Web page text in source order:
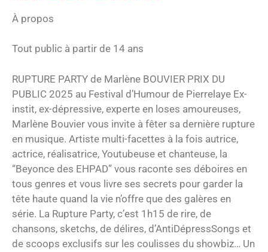
À propos
Tout public à partir de 14 ans
RUPTURE PARTY de Marlène BOUVIER PRIX DU
PUBLIC 2025 au Festival d’Humour de Pierrelaye Ex-
instit, ex-dépressive, experte en loses amoureuses,
Marlène Bouvier vous invite à fêter sa dernière rupture
en musique. Artiste multi-facettes à la fois autrice,
actrice, réalisatrice, Youtubeuse et chanteuse, la
“Beyonce des EHPAD” vous raconte ses déboires en
tous genres et vous livre ses secrets pour garder la
tête haute quand la vie n’offre que des galères en
série. La Rupture Party, c’est 1h15 de rire, de
chansons, sketchs, de délires, d’AntiDépressSongs et
de scoops exclusifs sur les coulisses du showbiz… Un